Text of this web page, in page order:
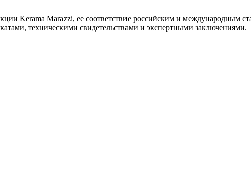
Kerama Marazzi, ее соответствие российским и международным
техническими свидетельствами и экспертными заключениями.